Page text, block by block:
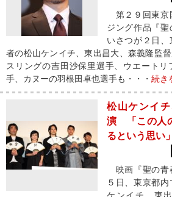
第２９回東京
ジング作品『
いさつが２日
者の松山ケンイチ、東出昌大、森義隆監
スリングの吉田沙保里選手、ウエート
手、カヌーの羽根田卓也選手も・・・ 続き
松山ケンイ
演 「この人
るという思い」
映画『聖の青
５日、東京都